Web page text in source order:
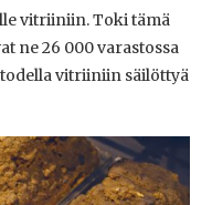
vitriiniin. Toki tämä
ne 26 000 varastossa
todella vitriiniin säilöttyä